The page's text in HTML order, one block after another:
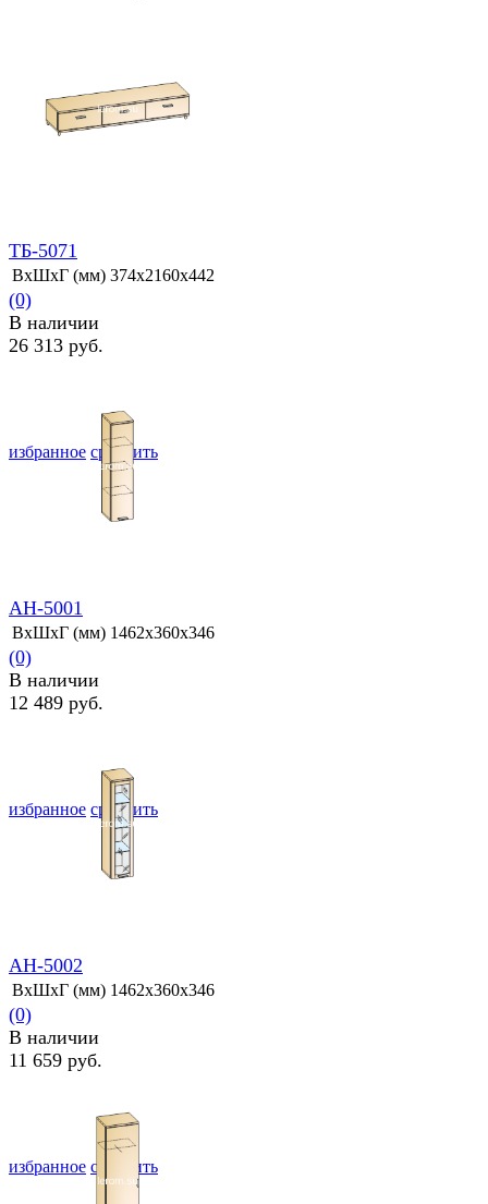
избранное сравнить
ТБ-5071
ВхШхГ (мм) 374х2160х442
(0)
В наличии
26 313 руб.
избранное сравнить
АН-5001
ВхШхГ (мм) 1462х360х346
(0)
В наличии
12 489 руб.
избранное сравнить
АН-5002
ВхШхГ (мм) 1462х360х346
(0)
В наличии
11 659 руб.